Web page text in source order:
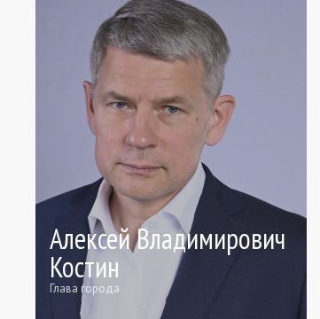
Алексей Владимирович
Костин
Глава города